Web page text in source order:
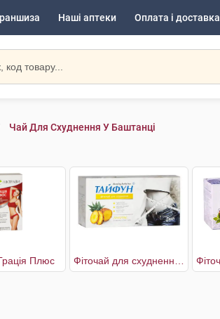
Наші аптеки Оплата і доставка
Чай Для Схуднення У Баштанці
Плюс